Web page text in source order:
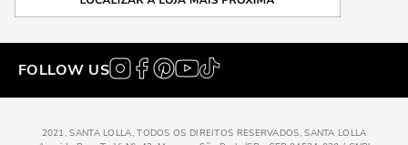
FOLLOW US
2021, SANTA LOLLA, TODOS OS DIREITOS RESERVADOS, SANTA LOLLA